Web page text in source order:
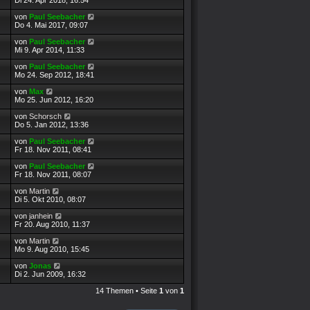
e
i
t
r
a
g
e
r
B
e
i
t
r
a
g
t
z
t
e
r
B
e
i
t
r
a
g
L
e
t
z
t
e
r
B
e
i
t
r
a
g
von Paul Seebacher
Do 4. Mai 2017, 09:07
L
e
t
z
t
e
r
B
e
i
t
r
a
g
von Paul Seebacher
Mi 9. Apr 2014, 11:33
L
e
t
z
t
e
r
B
e
i
t
r
a
g
von Paul Seebacher
Mo 24. Sep 2012, 18:41
L
e
t
z
t
e
r
B
e
i
t
r
a
g
von Max
Mo 25. Jun 2012, 16:20
L
e
t
z
t
e
r
B
e
i
t
r
a
g
von Schorsch
Do 5. Jan 2012, 13:36
L
e
t
z
t
e
r
B
e
i
t
r
a
g
von Paul Seebacher
Fr 18. Nov 2011, 08:41
L
e
t
z
t
e
r
B
e
i
t
r
a
g
von Paul Seebacher
Fr 18. Nov 2011, 08:07
L
e
t
z
t
e
r
B
e
i
t
r
von Martin
Di 5. Okt 2010, 08:07
L
e
t
z
t
e
r
B
e
von janhein
Fr 20. Aug 2010, 11:37
L
e
t
z
t
e
von Martin
Mo 9. Aug 2010, 15:45
L
e
t
von Jonas
Di 2. Jun 2009, 16:32
14 Themen • Seite 1 von 1